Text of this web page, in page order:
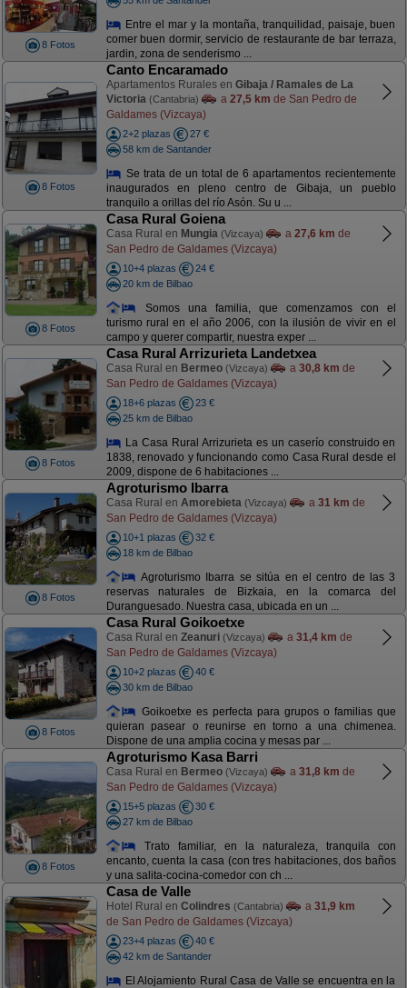
8 Fotos
Entre el mar y la montaña, tranquilidad, paisaje, buen
comer buen dormir, servicio de restaurante de bar terraza,
jardin, zona de senderismo ...
8 Fotos
Canto Encaramado
Apartamentos Rurales en Gibaja / Ramales de La
Victoria (Cantabria) a 27,5 km de San Pedro de
Galdames (Vizcaya)
2+2 plazas
27 €
58 km de Santander
Se trata de un total de 6 apartamentos recientemente
inaugurados en pleno centro de Gibaja, un pueblo
tranquilo a orillas del río Asón. Su u ...
8 Fotos
Casa Rural Goiena
Casa Rural en Mungia (Vizcaya) a 27,6 km de
San Pedro de Galdames (Vizcaya)
10+4 plazas
24 €
20 km de Bilbao
Somos una familia, que comenzamos con el
turismo rural en el año 2006, con la ilusión de vivir en el
campo y querer compartir, nuestra exper ...
8 Fotos
Casa Rural Arrizurieta Landetxea
Casa Rural en Bermeo (Vizcaya) a 30,8 km de
San Pedro de Galdames (Vizcaya)
18+6 plazas
23 €
25 km de Bilbao
La Casa Rural Arrizurieta es un caserío construido en
1838, renovado y funcionando como Casa Rural desde el
2009, dispone de 6 habitaciones ...
8 Fotos
Agroturismo Ibarra
Casa Rural en Amorebieta (Vizcaya) a 31 km de
San Pedro de Galdames (Vizcaya)
10+1 plazas
32 €
18 km de Bilbao
Agroturismo Ibarra se sitúa en el centro de las 3
reservas naturales de Bizkaia, en la comarca del
Duranguesado. Nuestra casa, ubicada en un ...
8 Fotos
Casa Rural Goikoetxe
Casa Rural en Zeanuri (Vizcaya) a 31,4 km de
San Pedro de Galdames (Vizcaya)
10+2 plazas
40 €
30 km de Bilbao
Goikoetxe es perfecta para grupos o familias que
quieran pasear o reunirse en torno a una chimenea.
Dispone de una amplia cocina y mesas par ...
8 Fotos
Agroturismo Kasa Barri
Casa Rural en Bermeo (Vizcaya) a 31,8 km de
San Pedro de Galdames (Vizcaya)
15+5 plazas
30 €
27 km de Bilbao
Trato familiar, en la naturaleza, tranquila con
encanto, cuenta la casa (con tres habitaciones, dos baños
y una salita-cocina-comedor con ch ...
Casa de Valle
Hotel Rural en Colindres (Cantabria) a 31,9 km
de San Pedro de Galdames (Vizcaya)
23+4 plazas
40 €
42 km de Santander
El Alojamiento Rural Casa de Valle se encuentra en la